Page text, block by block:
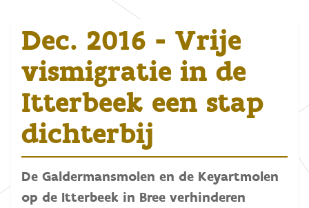
Dec. 2016 - Vrije
vismigratie in de
Itterbeek een stap
dichterbij
De Galdermansmolen en de Keyartmolen
op de Itterbeek in Bree verhinderen